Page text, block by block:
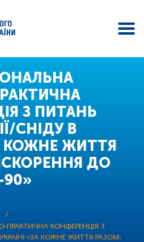
З ПИТАНЬ
СНІДУ В
КОЖНЕ ЖИТТЯ
ДО
/
ПРАКТИЧНА КОНФЕРЕНЦІЯ З
УКРАЇНІ «ЗА КОЖНЕ ЖИТТЯ РАЗОМ: